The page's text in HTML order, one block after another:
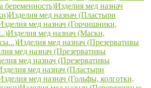
беременность)Изделия мед назнач
Изделия мед назнач (Пластыри
мед назнач (Горчишники,
Изделия мед назнач (Маски,
Изделия мед назнач (Презервативы
мед назнач (Презервативы
мед назнач (Презервативы
мед назнач (Пластыри
мед назнач (Гольфы, колготки,